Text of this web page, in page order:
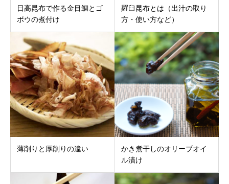
日高昆布で作る金目鯛とゴ
ボウの煮付け
羅臼昆布とは（出汁の取り
方・使い方など）
薄削りと厚削りの違い
かき煮干しのオリーブオイ
ル漬け